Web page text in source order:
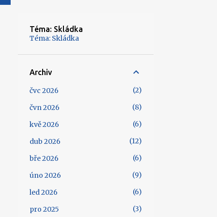
Téma: Skládka
Téma: Skládka
Archiv
čvc 2026
2
čvn 2026
8
kvě 2026
6
dub 2026
12
bře 2026
6
úno 2026
9
led 2026
6
pro 2025
3